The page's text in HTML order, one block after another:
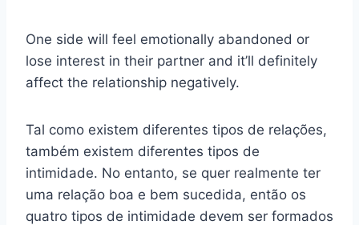
One side will feel emotionally abandoned or
lose interest in their partner and it’ll definitely
affect the relationship negatively.
Tal como existem diferentes tipos de relações,
também existem diferentes tipos de
intimidade. No entanto, se quer realmente ter
uma relação boa e bem sucedida, então os
quatro tipos de intimidade devem ser formados